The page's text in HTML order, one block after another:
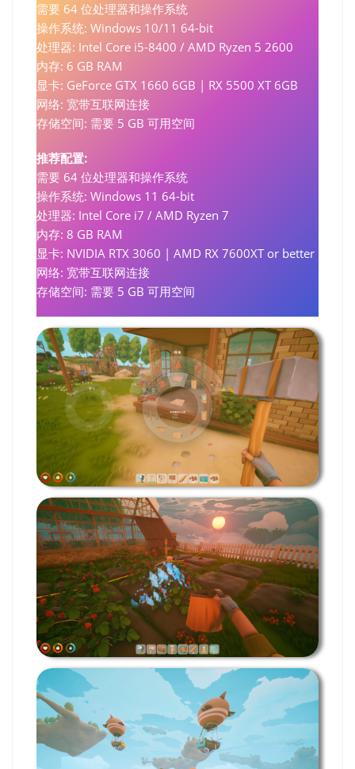
需要 64 位处理器和操作系统
操作系统: Windows 10/11 64-bit
处理器: Intel Core i5-8400 / AMD Ryzen 5 2600
内存: 6 GB RAM
显卡: GeForce GTX 1660 6GB | RX 5500 XT 6GB
网络: 宽带互联网连接
存储空间: 需要 5 GB 可用空间
推荐配置:
需要 64 位处理器和操作系统
操作系统: Windows 11 64-bit
处理器: Intel Core i7 / AMD Ryzen 7
内存: 8 GB RAM
显卡: NVIDIA RTX 3060 | AMD RX 7600XT or better
网络: 宽带互联网连接
存储空间: 需要 5 GB 可用空间